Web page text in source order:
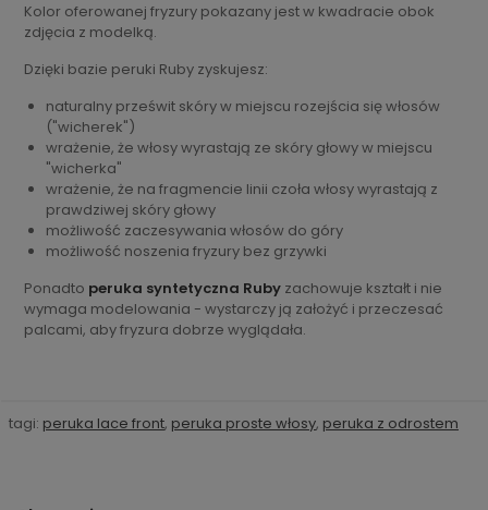
Kolor oferowanej fryzury pokazany jest w kwadracie obok
zdjęcia z modelką.
Dzięki bazie peruki Ruby zyskujesz:
naturalny prześwit skóry w miejscu rozejścia się włosów
("wicherek")
wrażenie, że włosy wyrastają ze skóry głowy w miejscu
"wicherka"
wrażenie, że na fragmencie linii czoła włosy wyrastają z
prawdziwej skóry głowy
możliwość zaczesywania włosów do góry
możliwość noszenia fryzury bez grzywki
Ponadto peruka syntetyczna Ruby zachowuje kształt i nie
wymaga modelowania - wystarczy ją założyć i przeczesać
palcami, aby fryzura dobrze wyglądała.
tagi: peruka lace front, peruka proste włosy, peruka z odrostem